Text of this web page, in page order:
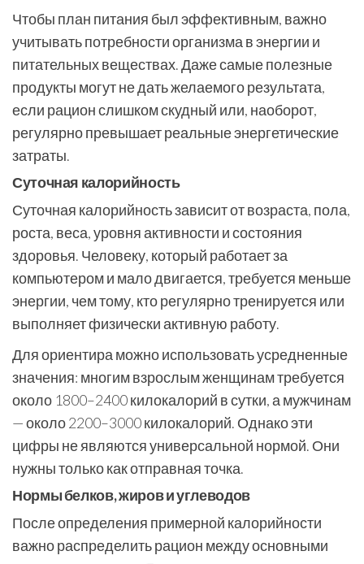
Чтобы план питания был эффективным, важно
учитывать потребности организма в энергии и
питательных веществах. Даже самые полезные
продукты могут не дать желаемого результата,
если рацион слишком скудный или, наоборот,
регулярно превышает реальные энергетические
затраты.
Суточная калорийность
Суточная калорийность зависит от возраста, пола,
роста, веса, уровня активности и состояния
здоровья. Человеку, который работает за
компьютером и мало двигается, требуется меньше
энергии, чем тому, кто регулярно тренируется или
выполняет физически активную работу.
Для ориентира можно использовать усредненные
значения: многим взрослым женщинам требуется
около 1800–2400 килокалорий в сутки, а мужчинам
— около 2200–3000 килокалорий. Однако эти
цифры не являются универсальной нормой. Они
нужны только как отправная точка.
Нормы белков, жиров и углеводов
После определения примерной калорийности
важно распределить рацион между основными